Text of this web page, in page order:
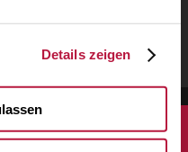
Details zeigen